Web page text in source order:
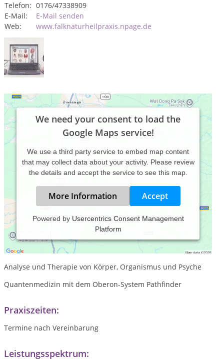
Telefon: 0176/47338909
E-Mail:
E-Mail senden
Web:
www.falknaturheilpraxis.npage.de
We need your consent to load the
Google Maps service!
We use a third party service to embed map content
that may collect data about your activity. Please review
the details and accept the service to see this map.
More Information Accept
Powered by Usercentrics Consent Management
Platform
siehe Homepage
www.falknaturheilpraxis.npage.de
NLS Oberon Praxis Stuttgart
Analyse und Therapie von Körper, Organismus und Psyche
Quantenmedizin mit dem Oberon-System Pathfinder
Praxiszeiten:
Termine nach Vereinbarung
Leistungsspektrum: